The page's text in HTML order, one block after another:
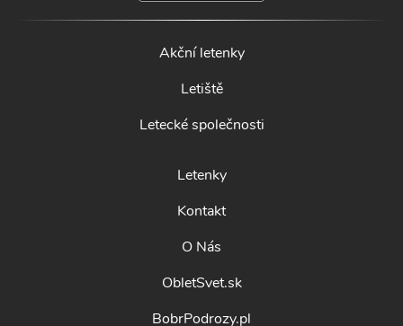
Akční letenky
Letiště
Letecké společnosti
Letenky
Kontakt
O Nás
ObletSvet.sk
BobrPodrozy.pl